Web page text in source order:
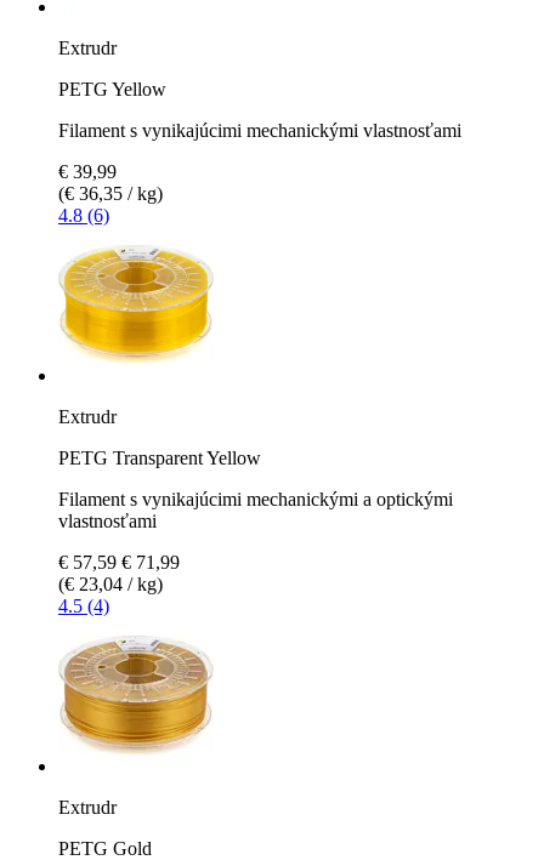
Extrudr
PETG Yellow
Filament s vynikajúcimi mechanickými vlastnosťami
€ 39,99
(€ 36,35 / kg)
4.8 (6)
Extrudr
PETG Transparent Yellow
Filament s vynikajúcimi mechanickými a optickými
vlastnosťami
€ 57,59 € 71,99
(€ 23,04 / kg)
4.5 (4)
Extrudr
PETG Gold